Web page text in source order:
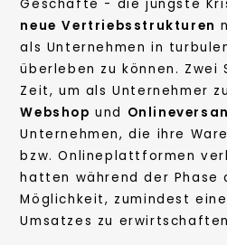
Geschäfte - die jüngste
neue Vertriebsstrukturen
als Unternehmen in
überleben zu können. Zwei
Zeit, um als Unternehmer
Webshop und
Unternehmen, die ihre
bzw. Onlineplattformen
hatten während der Phase
Möglichkeit, zumindest
Umsatzes zu